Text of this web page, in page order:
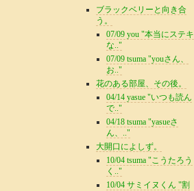
ブラックベリーと向き合
う。
07/09 you "本当にステキ
な.."
07/09 tsuma "youさん、
お.."
花のある部屋、その後。
04/14 yasue "いつも読ん
で.."
04/18 tsuma "yasueさ
ん、.."
大開口によしず。
10/04 tsuma "こうたろう
く.."
10/04 サミイヌくん "割